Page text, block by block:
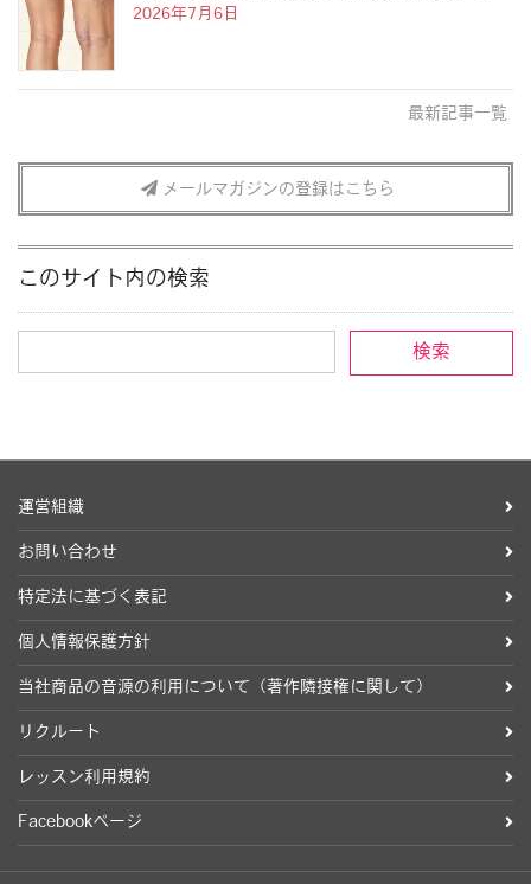
2026年7月6日
最新記事一覧
メールマガジンの登録はこちら
このサイト内の検索
運営組織
お問い合わせ
特定法に基づく表記
個人情報保護方針
当社商品の音源の利用について（著作隣接権に関して）
リクルート
レッスン利用規約
Facebookページ